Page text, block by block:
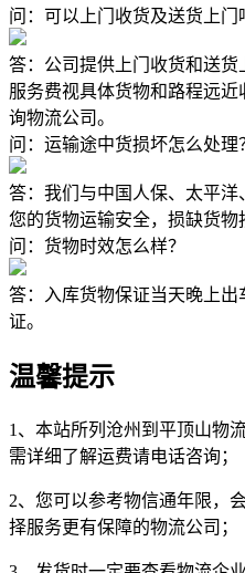
问：可以上门收货及送货上门
答：公司提供上门收货和送货
服务费视具体货物和路程远
询物流公司。
问：运输途中货损坏怎么处理
答：我们与中国人保、太平
您的货物运输安全，损缺货物
问：货物时效怎么样？
答：入库货物保证当天晚上
证。
温馨提示
1、本站所列沧州到平顶山物
需详细了解运费请电话咨询；
2、您可以参考物信通年限，
择服务更有保障的物流公司；